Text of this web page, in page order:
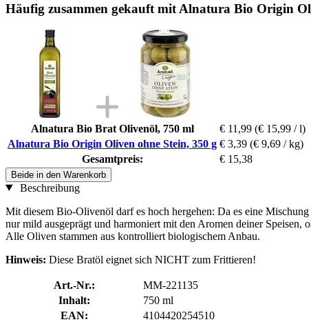
Häufig zusammen gekauft mit Alnatura Bio Origin
Alnatura Bio Brat Olivenöl, 750 ml € 11,99 (€ 15,99 / l)
Alnatura Bio Origin Oliven ohne Stein, 350 g € 3,39 (€ 9,69 / kg)
Gesamtpreis:
€ 15,38
Beide in den Warenkorb
Beschreibung
Mit diesem Bio-Olivenöl darf es hoch hergehen: Da es eine
nur mild ausgeprägt und harmoniert mit den Aromen deiner
Alle Oliven stammen aus kontrolliert biologischem Anbau.
Hinweis: Diese Bratöl eignet sich NICHT zum Frittieren!
Art.-Nr.:
MM-221135
Inhalt:
750 ml
EAN:
4104420254510